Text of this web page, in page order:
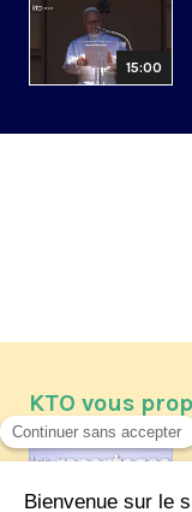
15:00
KTO vous